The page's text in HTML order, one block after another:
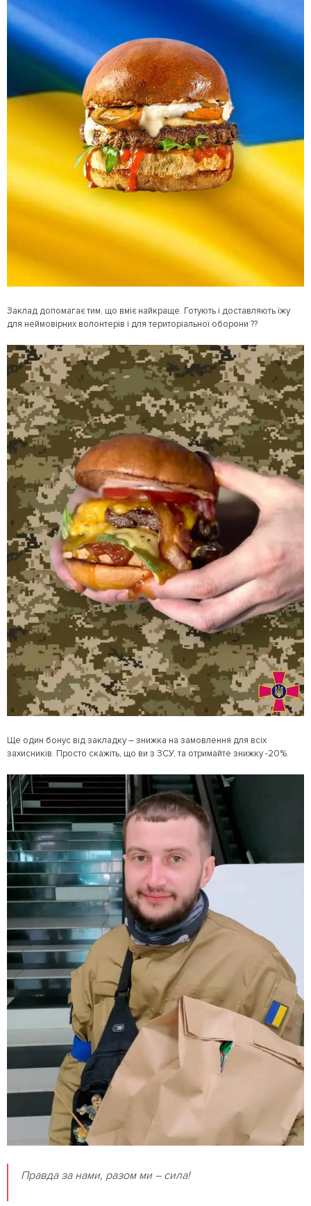
Заклад допомагає тим, що вміє найкраще. Готують і доставляють їжу
для неймовірних волонтерів і для територіальної оборони ??
Ще один бонус від закладку – знижка на замовлення для всіх
захисників. Просто скажіть, що ви з ЗСУ, та отримайте знижку -20%.
Правда за нами, разом ми – сила!